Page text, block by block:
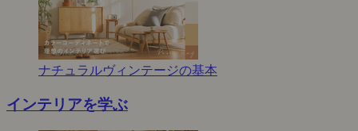
ナチュラルヴィンテージの基本
インテリアを学ぶ